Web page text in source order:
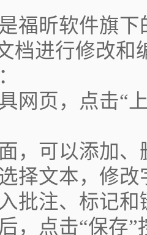
福昕软件旗下
档进行修改
网页，点击“
，可以添加
择文本，修
批注、标记和
，点击“保存